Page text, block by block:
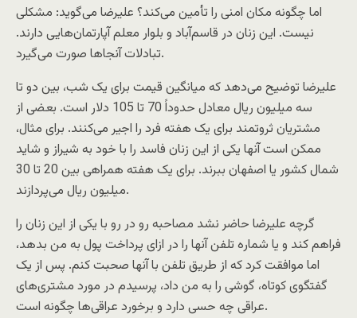
اما چگونه مکان امنی را تأمین می‌کند؟ علیرضا می‌گوید: مشکلی
نیست. این زنان در قاسم‌آباد و بلوار معلم آپارتمان‌هایی دارند.
تبادلات آنجاها صورت می‌گیرد.
علیرضا توضیح می‌دهد که میانگین قیمت برای یک شب، بین دو تا
سه میلیون ریال معادل حدوداً 70 تا 105 دلار است. بعضی از
مشتریان ثروتمند برای یک هفته فرد را اجیر می‌کنند. برای مثال،
ممکن است آنها یکی از این زنان فاسد را با خود به شیراز و شاید
شمال کشور یا اصفهان ببرند. برای یک هفته همراهی بین 20 تا 30
میلیون ریال می‌پردازند.
گرچه علیرضا حاضر نشد مصاحبه رو در رو با یکی از این زنان را
فراهم کند و یا شماره تلفن آنها را در ازای پرداخت پول به من بدهد،
اما موافقت کرد که از طریق تلفن با آنها صحبت کنم. پس از یک
گفتگوی کوتاه، گوشی را به من داد، پرسیدم در مورد مشتری‌های
عراقی چه حسی دارد و برخورد عراقی‌ها چگونه است.